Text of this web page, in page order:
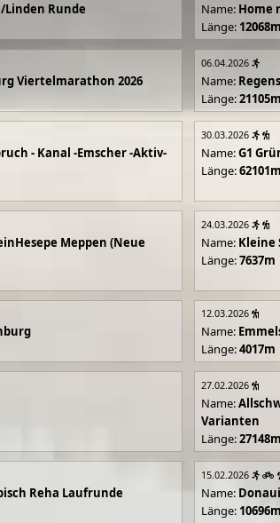
Linden Runde
Name: Home
Länge: 12068m
Viertelmarathon 2026
06.04.2026
Name:
Länge:21105m
- Kanal -Emscher -Aktiv-
30.03.2026
Name:G1
Länge:62101m
Meppen (Neue
24.03.2026
Name: Kleine
Länge:7637m
12.03.2026
Name:
Länge:4017m
27.02.2026
Name:
Varianten
Länge:27148m
Reha Laufrunde
15.02.2026
Name:
Länge: 10696m